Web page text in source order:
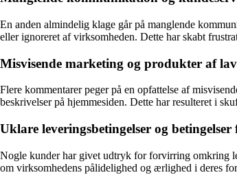
En anden almindelig klage går på manglende
eller ignoreret af virksomheden. Dette har skabt
Misvisende marketing og produkter af
Flere kommentarer peger på en opfattelse af
beskrivelser på hjemmesiden. Dette har resulteret i
Uklare leveringsbetingelser og
Nogle kunder har givet udtryk for forvirring omkring
om virksomhedens pålidelighed og ærlighed i deres